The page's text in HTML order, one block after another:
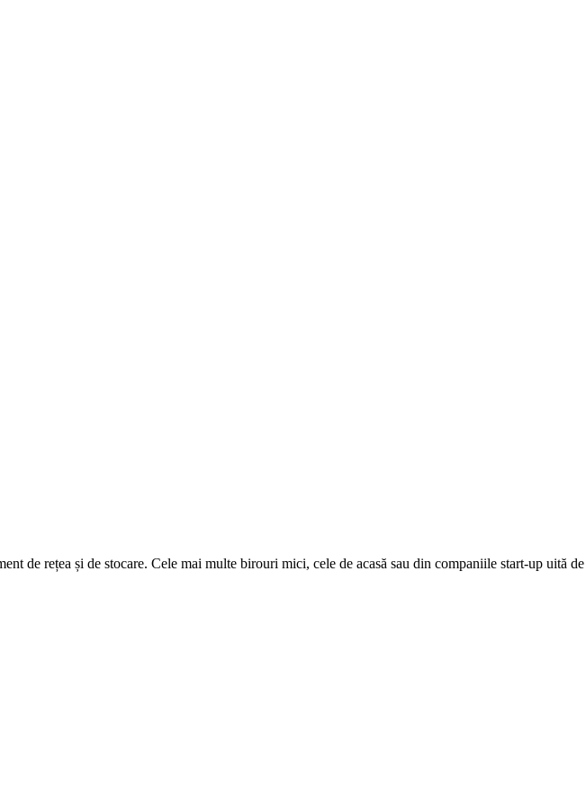
de rețea și de stocare. Cele mai multe birouri mici, cele de acasă sau din companiile start-up uită de